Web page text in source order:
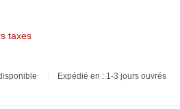
taxes
Expédié en : 1-3 jours ouvrés